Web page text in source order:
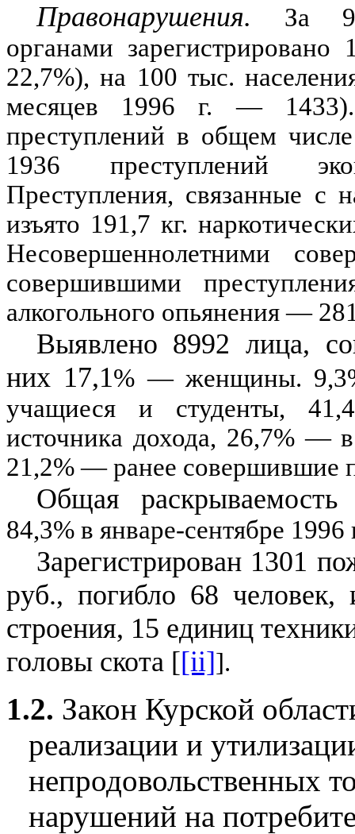
Правонарушения. За
органами зарегистрировано
22,7%), на 100 тыс.
месяцев 1996 г. —
преступлений в общем
1936 преступлений
Преступления, связанные с
изъято 191,7 кг.
Несовершеннолетними
совершившими
алкогольного опьянения—
Выявлено 8992 лица,
них 17,1% — женщины.
учащиеся и студенты,
источника дохода, 26,7% —
21,2%—ранее совершившие
Общая раскрываемость
84,3% в январе-сентябре 1996
Зарегистрирован1301
руб., погибло 68
строения, 15 единиц
головы скота [[ii]].
1.2. Закон Курской
реализации и
непродовольственных
нарушений на